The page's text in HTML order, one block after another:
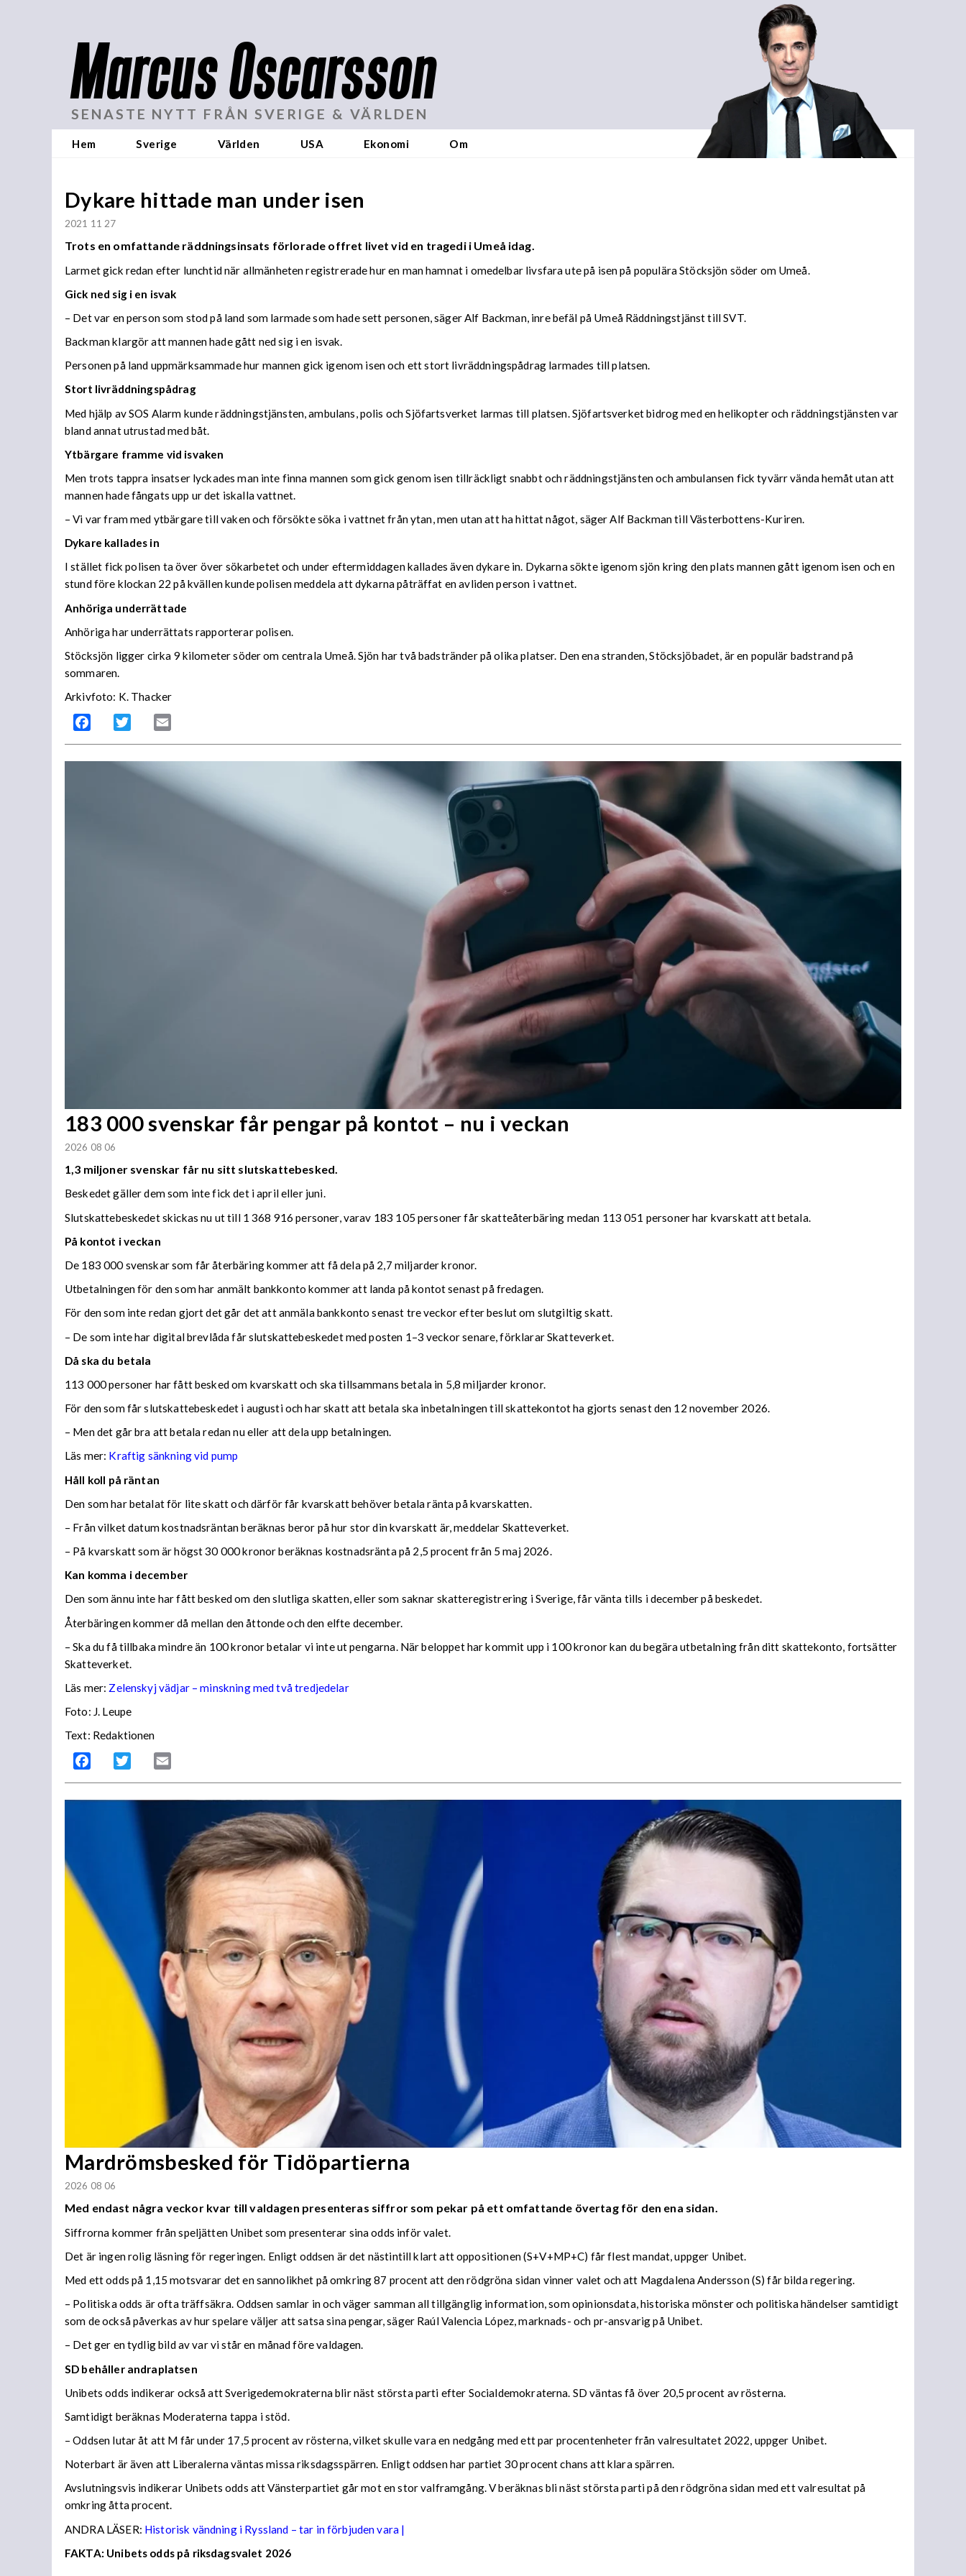
Marcus Oscarsson
SENASTE NYTT FRÅN SVERIGE & VÄRLDEN
Hem Sverige Världen USA Ekonomi Om
Dykare hittade man under isen
2021 11 27
Trots en omfattande räddningsinsats förlorade offret livet vid en tragedi i Umeå idag.
Larmet gick redan efter lunchtid när allmänheten registrerade hur en man hamnat i omedelbar livsfara ute på isen på populära Stöcksjön söder om Umeå.
Gick ned sig i en isvak
– Det var en person som stod på land som larmade som hade sett personen, säger Alf Backman, inre befäl på Umeå Räddningstjänst till SVT.
Backman klargör att mannen hade gått ned sig i en isvak.
Personen på land uppmärksammade hur mannen gick igenom isen och ett stort livräddningspådrag larmades till platsen.
Stort livräddningspådrag
Med hjälp av SOS Alarm kunde räddningstjänsten, ambulans, polis och Sjöfartsverket larmas till platsen. Sjöfartsverket bidrog med en helikopter och räddningstjänsten var
bland annat utrustad med båt.
Ytbärgare framme vid isvaken
Men trots tappra insatser lyckades man inte finna mannen som gick genom isen tillräckligt snabbt och räddningstjänsten och ambulansen fick tyvärr vända hemåt utan att
mannen hade fångats upp ur det iskalla vattnet.
– Vi var fram med ytbärgare till vaken och försökte söka i vattnet från ytan, men utan att ha hittat något, säger Alf Backman till Västerbottens-Kuriren.
Dykare kallades in
I stället fick polisen ta över över sökarbetet och under eftermiddagen kallades även dykare in. Dykarna sökte igenom sjön kring den plats mannen gått igenom isen och en
stund före klockan 22 på kvällen kunde polisen meddela att dykarna påträffat en avliden person i vattnet.
Anhöriga underrättade
Anhöriga har underrättats rapporterar polisen.
Stöcksjön ligger cirka 9 kilometer söder om centrala Umeå. Sjön har två badstränder på olika platser. Den ena stranden, Stöcksjöbadet, är en populär badstrand på
sommaren.
Arkivfoto: K. Thacker
Facebook Twitter
183 000 svenskar får pengar på kontot – nu i veckan
2026 08 06
1,3 miljoner svenskar får nu sitt slutskattebesked.
Beskedet gäller dem som inte fick det i april eller juni.
Slutskattebeskedet skickas nu ut till 1 368 916 personer, varav 183 105 personer får skatteåterbäring medan 113 051 personer har kvarskatt att betala.
På kontot i veckan
De 183 000 svenskar som får återbäring kommer att få dela på 2,7 miljarder kronor.
Utbetalningen för den som har anmält bankkonto kommer att landa på kontot senast på fredagen.
För den som inte redan gjort det går det att anmäla bankkonto senast tre veckor efter beslut om slutgiltig skatt.
– De som inte har digital brevlåda får slutskattebeskedet med posten 1–3 veckor senare, förklarar Skatteverket.
Då ska du betala
113 000 personer har fått besked om kvarskatt och ska tillsammans betala in 5,8 miljarder kronor.
För den som får slutskattebeskedet i augusti och har skatt att betala ska inbetalningen till skattekontot ha gjorts senast den 12 november 2026.
– Men det går bra att betala redan nu eller att dela upp betalningen.
Läs mer: Kraftig sänkning vid pump
Håll koll på räntan
Den som har betalat för lite skatt och därför får kvarskatt behöver betala ränta på kvarskatten.
– Från vilket datum kostnadsräntan beräknas beror på hur stor din kvarskatt är, meddelar Skatteverket.
– På kvarskatt som är högst 30 000 kronor beräknas kostnadsränta på 2,5 procent från 5 maj 2026.
Kan komma i december
Den som ännu inte har fått besked om den slutliga skatten, eller som saknar skatteregistrering i Sverige, får vänta tills i december på beskedet.
Återbäringen kommer då mellan den åttonde och den elfte december.
– Ska du få tillbaka mindre än 100 kronor betalar vi inte ut pengarna. När beloppet har kommit upp i 100 kronor kan du begära utbetalning från ditt skattekonto, fortsätter
Skatteverket.
Läs mer: Zelenskyj vädjar – minskning med två tredjedelar
Foto: J. Leupe
Text: Redaktionen
Facebook Twitter
Mardrömsbesked för Tidöpartierna
2026 08 06
Med endast några veckor kvar till valdagen presenteras siffror som pekar på ett omfattande övertag för den ena sidan.
Siffrorna kommer från speljätten Unibet som presenterar sina odds inför valet.
Det är ingen rolig läsning för regeringen. Enligt oddsen är det nästintill klart att oppositionen (S+V+MP+C) får flest mandat, uppger Unibet.
Med ett odds på 1,15 motsvarar det en sannolikhet på omkring 87 procent att den rödgröna sidan vinner valet och att Magdalena Andersson (S) får bilda regering.
– Politiska odds är ofta träffsäkra. Oddsen samlar in och väger samman all tillgänglig information, som opinionsdata, historiska mönster och politiska händelser samtidigt
som de också påverkas av hur spelare väljer att satsa sina pengar, säger Raúl Valencia López, marknads- och pr-ansvarig på Unibet.
– Det ger en tydlig bild av var vi står en månad före valdagen.
SD behåller andraplatsen
Unibets odds indikerar också att Sverigedemokraterna blir näst största parti efter Socialdemokraterna. SD väntas få över 20,5 procent av rösterna.
Samtidigt beräknas Moderaterna tappa i stöd.
– Oddsen lutar åt att M får under 17,5 procent av rösterna, vilket skulle vara en nedgång med ett par procentenheter från valresultatet 2022, uppger Unibet.
Noterbart är även att Liberalerna väntas missa riksdagsspärren. Enligt oddsen har partiet 30 procent chans att klara spärren.
Avslutningsvis indikerar Unibets odds att Vänsterpartiet går mot en stor valframgång. V beräknas bli näst största parti på den rödgröna sidan med ett valresultat på
omkring åtta procent.
ANDRA LÄSER: Historisk vändning i Ryssland – tar in förbjuden vara |
FAKTA: Unibets odds på riksdagsvalet 2026